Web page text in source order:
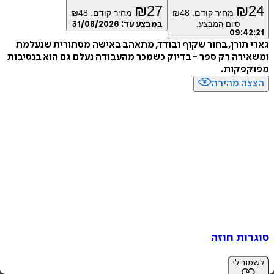
₪ מחיר קודם: ₪48
סיום המבצע:
09
₪ 27 מחיר קודם: ₪48
במבצע עד:31/08/2026
תורן, בחור שקוף ובודד, מתאהב באישה מסתורית שנעלמת
רק ספר - בדיוק כשמכר מהעבודה נעלם גם הוא בנסיבות
מהירה
חוזה
לי